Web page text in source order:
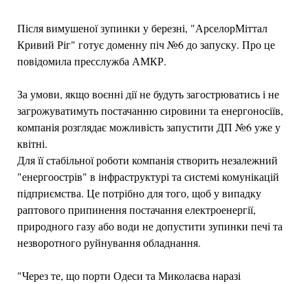
Після вимушеної зупинки у березні, "АрселорМіттал
Кривий Ріг" готує доменну піч №6 до запуску. Про це
повідомила пресслужба АМКР.
За умови, якщо воєнні дії не будуть загострюватись і не
загрожуватимуть постачанню сировини та енергоносіїв,
компанія розглядає можливість запустити ДП №6 уже у
квітні.
Для її стабільної роботи компанія створить незалежний
"енергоострів" в інфраструктурі та системі комунікацій
підприємства. Це потрібно для того, щоб у випадку
раптового припинення постачання електроенергії,
природного газу або води не допустити зупинки печі та
незворотного руйнування обладнання.
"Через те, що порти Одеси та Миколаєва наразі